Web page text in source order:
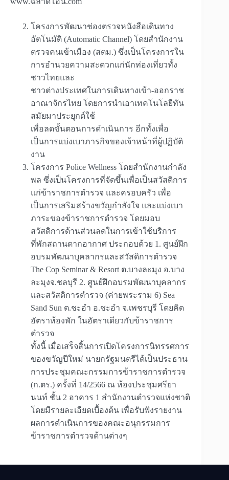
โครงการพัฒนาช่องตรวจหนังสือเดินทาง
อัตโนมัติ (Automatic Channel) โดยสำนักงาน
ตรวจคนเข้าเมือง (สตม.) ซึ่งเป็นโครงการใน
การอำนวยความสะดวกแก่นักท่องเที่ยวทั้ง
ชาวไทยและ
ชาวต่างประเทศในการเดินทางเข้า-ออกราช
อาณาจักรไทย โดยการนำเอาเทคโนโลยีทัน
สมัยมาประยุกต์ใช้
เพื่อลดขั้นตอนการดำเนินการ อีกทั้งเพื่อ
เป็นการแบ่งเบาภารกิจของเจ้าหน้าที่ผู้ปฏิบัติ
งาน
โครงการ Police Wellness โดยสำนักงานกำลัง
พล ซึ่งเป็นโครงการที่จัดขึ้นเพื่อเป็นสวัสดิการ
แก่ข้าราชการตำรวจ และครอบครัว เพื่อ
เป็นการเสริมสร้างขวัญกำลังใจ และแบ่งเบา
ภาระของข้าราชการตำรวจ โดยมอบ
สวัสดิการด้านส่วนลดในการเข้าใช้บริการ
ที่พักสถานตากอากาศ ประกอบด้วย 1. ศูนย์ฝึก
อบรมพัฒนาบุคลากรและสวัสดิการตำรวจ
The Cop Seminar & Resort ต.บางละมุง อ.บาง
ละมุงจ.ชลบุรี 2. ศูนย์ฝึกอบรมพัฒนาบุคลากร
และสวัสดิการตำรวจ (ค่ายพระราม 6) Sea
Sand Sun ต.ชะอำ อ.ชะอำ จ.เพชรบุรี โดยคิด
อัตราห้องพัก ในอัตราเดียวกับข้าราชการ
ตำรวจ
ทั้งนี้ เมื่อเสร็จสิ้นการเปิดโครงการนิทรรศการ
ของขวัญปีใหม่ นายกรัฐมนตรีได้เป็นประธาน
การประชุมคณะกรรมการข้าราชการตำรวจ
(ก.ตร.) ครั้งที่ 14/2566 ณ ห้องประชุมศรียา
นนท์ ชั้น 2 อาคาร 1 สำนักงานตำรวจแห่งชาติ
โดยมีรายละเอียดเบื้องต้น เพื่อรับฟังรายงาน
ผลการดำเนินการของคณะอนุกรรมการ
ข้าราชการตำรวจด้านต่างๆ